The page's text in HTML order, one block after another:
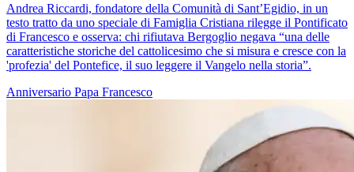
Andrea Riccardi, fondatore della Comunità di Sant’Egidio, in un
testo tratto da uno speciale di Famiglia Cristiana rilegge il Pontificato
di Francesco e osserva: chi rifiutava Bergoglio negava “una delle
caratteristiche storiche del cattolicesimo che si misura e cresce con la
'profezia' del Pontefice, il suo leggere il Vangelo nella storia”.
Anniversario Papa Francesco